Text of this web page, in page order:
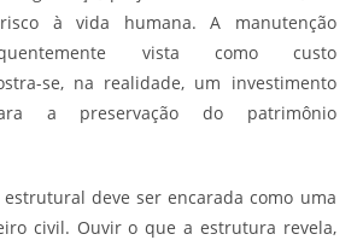
à vida humana. A manutenção
vista como custo
se, na realidade, um investimento
a preservação do patrimônio
deve ser encarada como uma
civil. Ouvir o que a estrutura revela,